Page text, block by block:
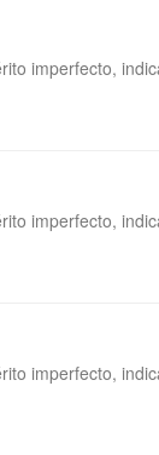
imperfecto,
imperfecto,
imperfecto,